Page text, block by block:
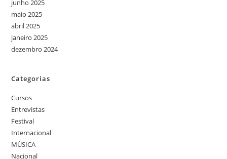
junho 2025
maio 2025
abril 2025
janeiro 2025
dezembro 2024
Categorias
Cursos
Entrevistas
Festival
Internacional
MÚSICA
Nacional